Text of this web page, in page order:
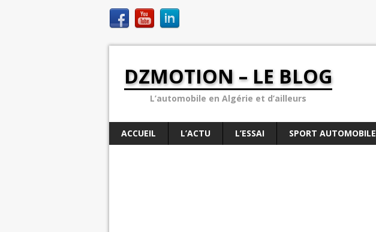
DZMOTION – LE BLOG
L’automobile en Algérie et d’ailleurs
ACCUEIL L’ACTU L’ESSAI SPORT AUTOMOBILE